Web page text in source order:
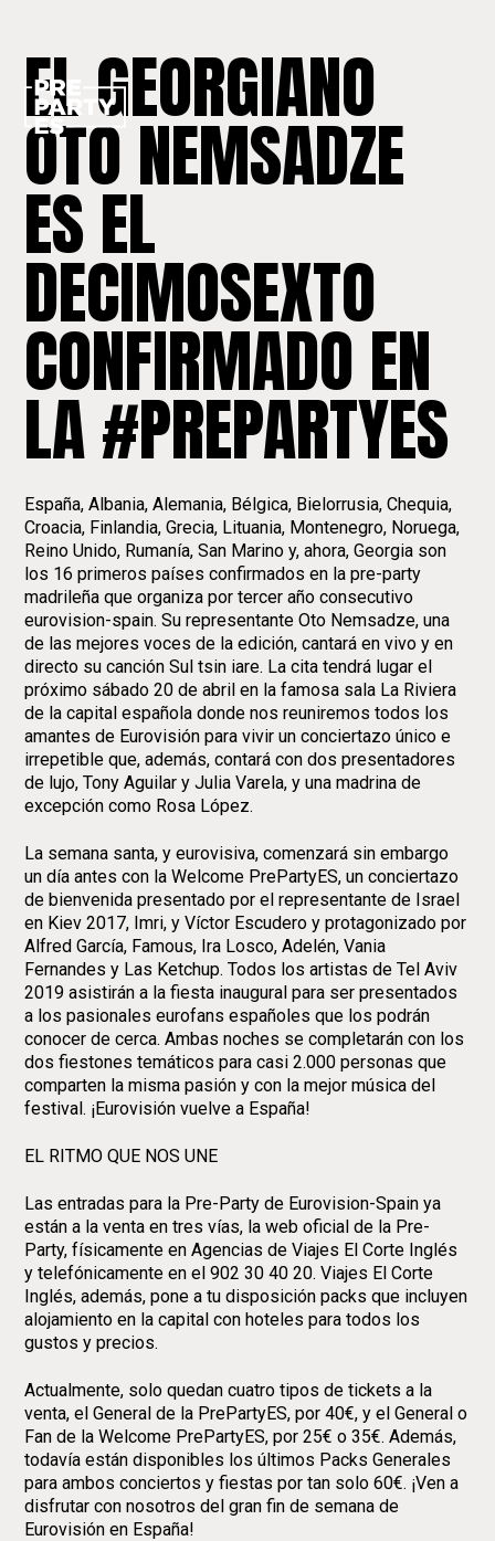
EL GEORGIANO
OTO NEMSADZE
ES EL
DECIMOSEXTO
CONFIRMADO EN
LA #PREPARTYES
España, Albania, Alemania, Bélgica, Bielorrusia, Chequia,
Croacia, Finlandia, Grecia, Lituania, Montenegro, Noruega,
Reino Unido, Rumanía, San Marino y, ahora, Georgia son
los 16 primeros países confirmados en la pre-party
madrileña que organiza por tercer año consecutivo
eurovision-spain. Su representante Oto Nemsadze, una
de las mejores voces de la edición, cantará en vivo y en
directo su canción Sul tsin iare. La cita tendrá lugar el
próximo sábado 20 de abril en la famosa sala La Riviera
de la capital española donde nos reuniremos todos los
amantes de Eurovisión para vivir un conciertazo único e
irrepetible que, además, contará con dos presentadores
de lujo, Tony Aguilar y Julia Varela, y una madrina de
excepción como Rosa López.
La semana santa, y eurovisiva, comenzará sin embargo
un día antes con la Welcome PrePartyES, un conciertazo
de bienvenida presentado por el representante de Israel
en Kiev 2017, Imri, y Víctor Escudero y protagonizado por
Alfred García, Famous, Ira Losco, Adelén, Vania
Fernandes y Las Ketchup. Todos los artistas de Tel Aviv
2019 asistirán a la fiesta inaugural para ser presentados
a los pasionales eurofans españoles que los podrán
conocer de cerca. Ambas noches se completarán con los
dos fiestones temáticos para casi 2.000 personas que
comparten la misma pasión y con la mejor música del
festival. ¡Eurovisión vuelve a España!
EL RITMO QUE NOS UNE
Las entradas para la Pre-Party de Eurovision-Spain ya
están a la venta en tres vías, la web oficial de la Pre-
Party, físicamente en Agencias de Viajes El Corte Inglés
y telefónicamente en el 902 30 40 20. Viajes El Corte
Inglés, además, pone a tu disposición packs que incluyen
alojamiento en la capital con hoteles para todos los
gustos y precios.
Actualmente, solo quedan cuatro tipos de tickets a la
venta, el General de la PrePartyES, por 40€, y el General o
Fan de la Welcome PrePartyES, por 25€ o 35€. Además,
todavía están disponibles los últimos Packs Generales
para ambos conciertos y fiestas por tan solo 60€. ¡Ven a
disfrutar con nosotros del gran fin de semana de
Eurovisión en España!